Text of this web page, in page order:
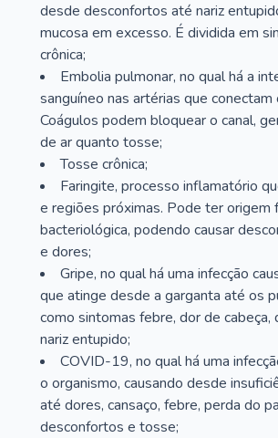
desde desconfortos até nariz
mucosa em excesso. É dividida em
crônica;
Embolia pulmonar, no qual há a
sanguíneo nas artérias que conectam
Coágulos podem bloquear o canal,
de ar quanto tosse;
Tosse crônica;
Faringite, processo inflamatório
e regiões próximas. Pode ter origem
bacteriológica, podendo causar
e dores;
Gripe, no qual há uma infecção
que atinge desde a garganta até os
como sintomas febre, dor de cabeça,
nariz entupido;
COVID-19, no qual há uma
o organismo, causando desde
até dores, cansaço, febre, perda do
desconfortos e tosse;